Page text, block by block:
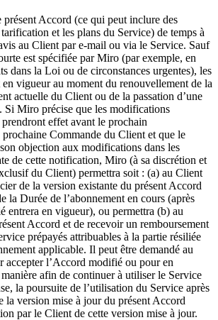
Accord (ce qui peut inclure des
et les plans du Service) de temps à
au Client par e-mail ou via le Service. Sauf
est spécifiée par Miro (par exemple, en
dans la Loi ou de circonstances urgentes), les
vigueur au moment du renouvellement de la
actuelle du Client ou de la passation d’une
Si Miro précise que les modifications
effet avant le prochain
Commande du Client et que le
objection aux modifications dans les
de cette notification, Miro (à sa discrétion et
du Client) permettra soit : (a) au Client
de la version existante du présent Accord
la Durée de l’abonnement en cours (après
entrera en vigueur), ou permettra (b) au
Accord et de recevoir un remboursement
prépayés attribuables à la partie résiliée
applicable. Il peut être demandé au
accepter l’Accord modifié ou pour en
afin de continuer à utiliser le Service
la poursuite de l’utilisation du Service après
la version mise à jour du présent Accord
par le Client de cette version mise à jour.